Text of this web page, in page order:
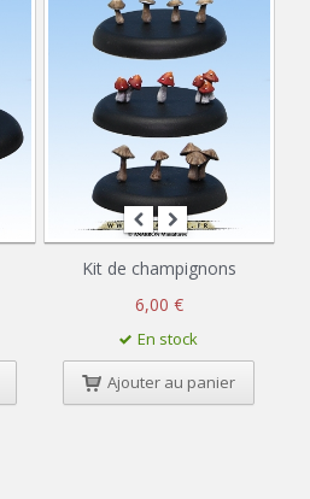
Kit de champignons
6,00 €
En stock
Ajouter au panier